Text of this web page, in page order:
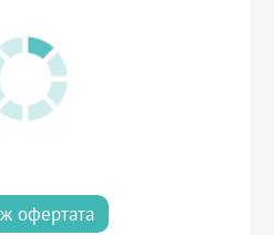
офертата